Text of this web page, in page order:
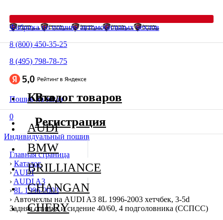
Фабрика по пошиву автомобильных чехлов
8 (800) 450-35-25
8 (495) 798-78-75
Пошив на заказ
0
Индивидуальный пошив
Главная страница
› Каталог
›AUDI
› AUDI A3
› 8L 1996-2003
› Авточехлы на AUDI A3 8L 1996-2003 хетчбек, 3-5d
Задняя спинка и сидение 40/60, 4 подголовника (ССПСС)
Каталог товаров
AUDI
BMW
BRILLIANCE
CHANGAN
CHERY
Вход
Регистрация